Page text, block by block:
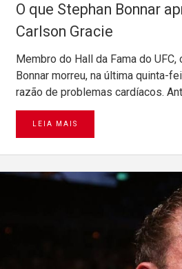
O que Stephan Bonnar
Carlson Gracie
Membro do Hall da Fama do
Bonnar morreu, na última quinta-
razão de problemas cardíacos.
LEIA MAIS